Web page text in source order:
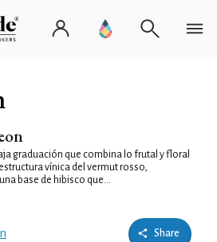
graduación que combina lo frutal y floral
vínica del vermut rosso,
base de hibisco que...
Share